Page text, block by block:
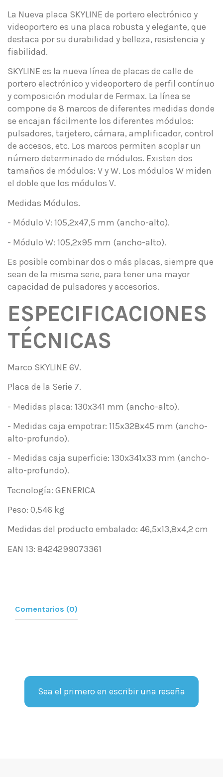
La Nueva placa SKYLINE de portero electrónico y
videoportero es una placa robusta y elegante, que
destaca por su durabilidad y belleza, resistencia y
fiabilidad.
SKYLINE es la nueva línea de placas de calle de
portero electrónico y videoportero de perfil contínuo
y composición modular de Fermax. La línea se
compone de 8 marcos de diferentes medidas donde
se encajan fácilmente los diferentes módulos:
pulsadores, tarjetero, cámara, amplificador, control
de accesos, etc. Los marcos permiten acoplar un
número determinado de módulos. Existen dos
tamaños de módulos: V y W. Los módulos W miden
el doble que los módulos V.
Medidas Módulos.
- Módulo V: 105,2x47,5 mm (ancho-alto).
- Módulo W: 105,2x95 mm (ancho-alto).
Es posible combinar dos o más placas, siempre que
sean de la misma serie, para tener una mayor
capacidad de pulsadores y accesorios.
ESPECIFICACIONES
TÉCNICAS
Marco SKYLINE 6V.
Placa de la Serie 7.
- Medidas placa: 130x341 mm (ancho-alto).
- Medidas caja empotrar: 115x328x45 mm (ancho-
alto-profundo).
- Medidas caja superficie: 130x341x33 mm (ancho-
alto-profundo).
Tecnología: GENERICA
Peso: 0,546 kg
Medidas del producto embalado: 46,5x13,8x4,2 cm
EAN 13: 8424299073361
Comentarios (0)
Sea el primero en escribir una reseña